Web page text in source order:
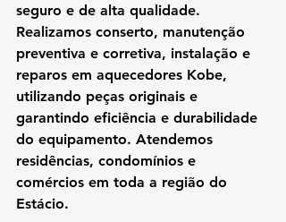
seguro e de alta qualidade.
Realizamos conserto, manutenção
preventiva e corretiva, instalação e
reparos em aquecedores Kobe,
utilizando peças originais e
garantindo eficiência e durabilidade
do equipamento. Atendemos
residências, condomínios e
comércios em toda a região do
Estácio.